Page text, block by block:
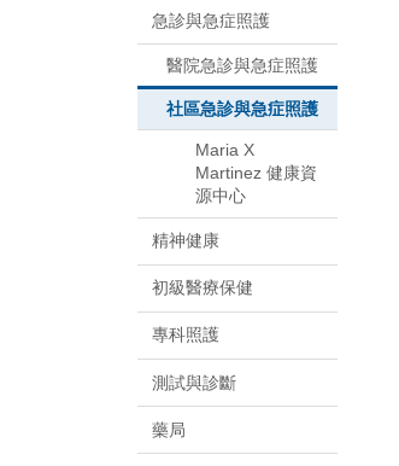
急診與急症照護
醫院急診與急症照護
社區急診與急症照護
Maria X
Martinez 健康資
源中心
精神健康
初級醫療保健
專科照護
測試與診斷
藥局